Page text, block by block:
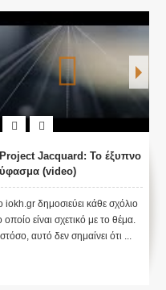
Αυτός ο μεγάλος
φιλάνθρωπος
προειδοποίησε ότι το
χειρότερο κύμα έρχεται
τώρα με την μετάλλαξη
όμικρον ....
ΣΕ ΕΥΧΑΡΙΣΤΟΥΜΕ.... Bill Το
iokh.gr δημοσιεύει κάθε σχόλιο το